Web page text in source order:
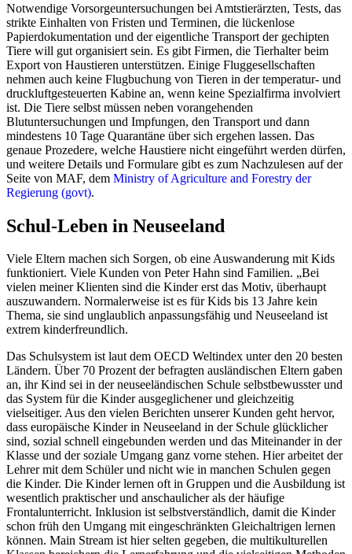
Notwendige Vorsorgeuntersuchungen bei Amtstierärzten, Tests, das
strikte Einhalten von Fristen und Terminen, die lückenlose
Papierdokumentation und der eigentliche Transport der gechipten
Tiere will gut organisiert sein. Es gibt Firmen, die Tierhalter beim
Export von Haustieren unterstützen. Einige Fluggesellschaften
nehmen auch keine Flugbuchung von Tieren in der temperatur- und
druckluftgesteuerten Kabine an, wenn keine Spezialfirma involviert
ist. Die Tiere selbst müssen neben vorangehenden
Blutuntersuchungen und Impfungen, den Transport und dann
mindestens 10 Tage Quarantäne über sich ergehen lassen. Das
genaue Prozedere, welche Haustiere nicht eingeführt werden dürfen,
und weitere Details und Formulare gibt es zum Nachzulesen auf der
Seite von MAF, dem Ministry of Agriculture and Forestry der
Regierung (govt).
Schul-Leben in Neuseeland
Viele Eltern machen sich Sorgen, ob eine Auswanderung mit Kids
funktioniert. Viele Kunden von Peter Hahn sind Familien. „Bei
vielen meiner Klienten sind die Kinder erst das Motiv, überhaupt
auszuwandern. Normalerweise ist es für Kids bis 13 Jahre kein
Thema, sie sind unglaublich anpassungsfähig und Neuseeland ist
extrem kinderfreundlich.
Das Schulsystem ist laut dem OECD Weltindex unter den 20 besten
Ländern. Über 70 Prozent der befragten ausländischen Eltern gaben
an, ihr Kind sei in der neuseeländischen Schule selbstbewusster und
das System für die Kinder ausgeglichener und gleichzeitig
vielseitiger. Aus den vielen Berichten unserer Kunden geht hervor,
dass europäische Kinder in Neuseeland in der Schule glücklicher
sind, sozial schnell eingebunden werden und das Miteinander in der
Klasse und der soziale Umgang ganz vorne stehen. Hier arbeitet der
Lehrer mit dem Schüler und nicht wie in manchen Schulen gegen
die Kinder. Die Kinder lernen oft in Gruppen und die Ausbildung ist
wesentlich praktischer und anschaulicher als der häufige
Frontalunterricht. Inklusion ist selbstverständlich, damit die Kinder
schon früh den Umgang mit eingeschränkten Gleichaltrigen lernen
können. Main Stream ist hier selten gegeben, die multikulturellen